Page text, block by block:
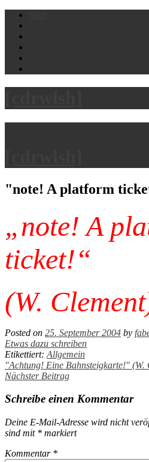
Skip
content
"note! A platform
„note! A
ticket!“
(W.
Posted on 25. September 2004 by
Etwas dazu schreiben
Etikettiert: Allgemein
Post
navigation
"Achtung! Eine Bahnsteigkarte!" (W.
Nächster Beitrag
Schreibe einen Kommentar
Deine E-Mail-Adresse wird nicht
sind mit * markiert
Kommentar *